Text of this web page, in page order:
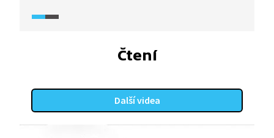
ze života a hlavně ohlas na smrt člověka,
hodnotou, bez ohledu na důsledky.
Čtení
Další videa